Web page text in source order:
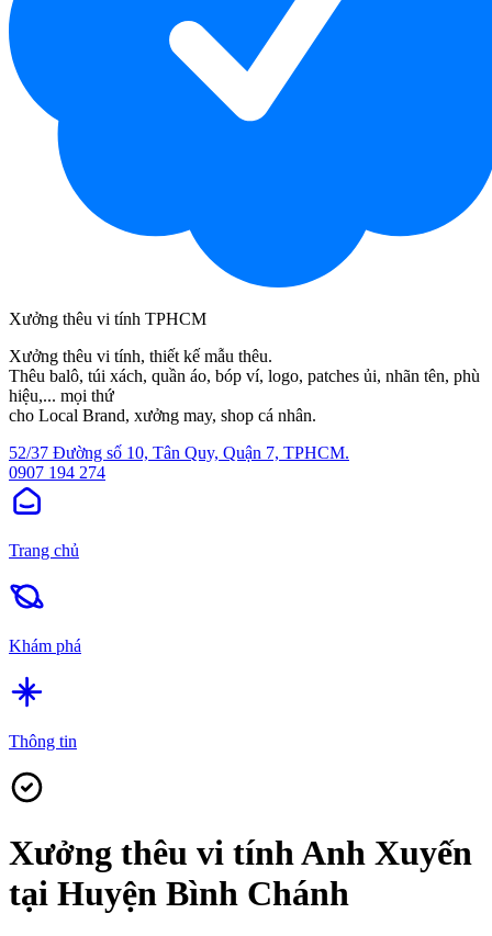
Xưởng thêu vi tính TPHCM
Xưởng thêu vi tính, thiết kế mẫu thêu.
Thêu balô, túi xách, quần áo, bóp ví, logo, patches ủi, nhãn tên, phù
hiệu,... mọi thứ
cho Local Brand, xưởng may, shop cá nhân.
52/37 Đường số 10, Tân Quy, Quận 7, TPHCM.
0907 194 274
Trang chủ
Khám phá
Thông tin
Xưởng thêu vi tính Anh Xuyến
tại Huyện Bình Chánh